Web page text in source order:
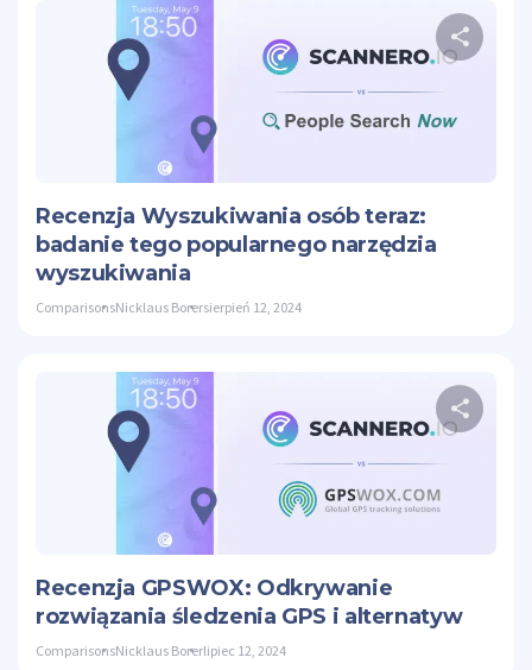
Recenzja Wyszukiwania osób teraz:
badanie tego popularnego narzędzia
wyszukiwania
ComparisonsNicklaus Borersierpień 12, 2024
Recenzja GPSWOX: Odkrywanie
rozwiązania śledzenia GPS i alternatyw
ComparisonsNicklaus Borerlipiec 12, 2024